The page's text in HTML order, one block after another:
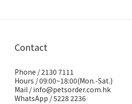
Contact
Phone / 2130 7111
Hours / 09:00~18:00(Mon.-Sat.)
Mail / info@petsorder.com.hk
WhatsApp /5228 2236